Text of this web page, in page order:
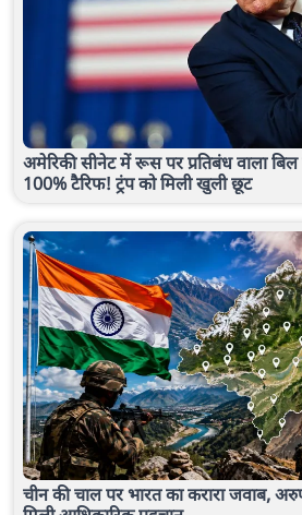
अमेरिकी सीनेट में रूस पर प्रतिबंध वाला
100% टैरिफ! ट्रंप को मिली खुली छूट
चीन की चाल पर भारत का करारा जवाब,